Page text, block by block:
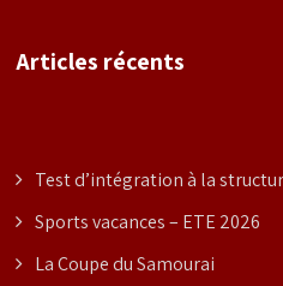
Articles récents
Test d’intégration à la
Sports vacances – ETE 2026
La Coupe du Samourai